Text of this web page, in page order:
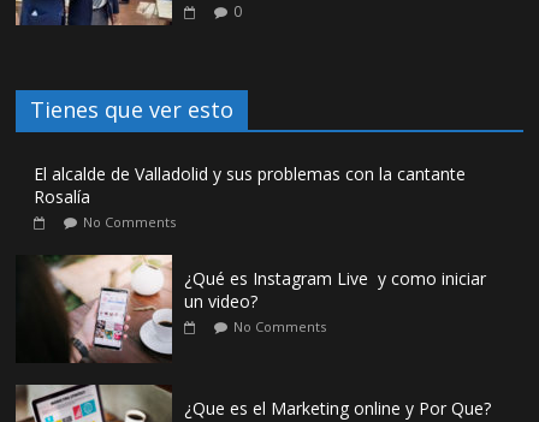
0
Tienes que ver esto
El alcalde de Valladolid y sus problemas con la cantante
Rosalía
No Comments
¿Qué es Instagram Live y como iniciar
un video?
No Comments
¿Que es el Marketing online y Por Que?